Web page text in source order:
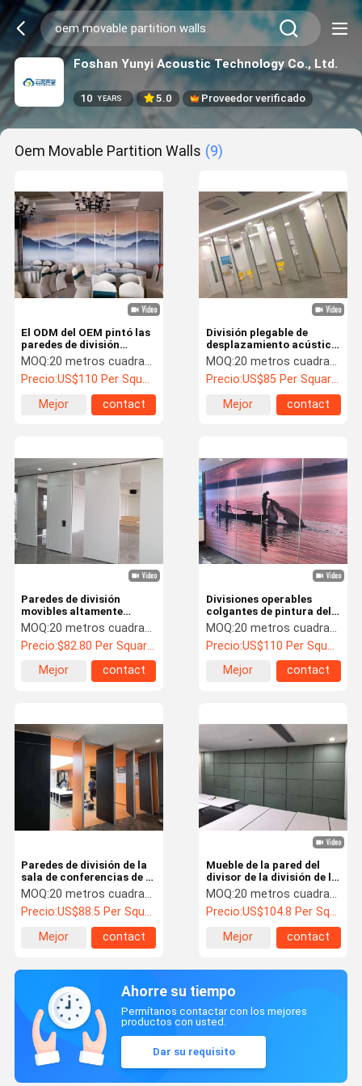
Foshan Yunyi Acoustic Technology Co., Ltd.
10 YEARS 5.0 Proveedor verificado
Oem Movable Partition Walls (9)
El ODM del OEM pintó las
paredes de división
movibles
MOQ:20 metros cuadrados
Precio:US$110 Per Square Meter
Mejor
contact
División plegable de
desplazamiento acústica
movible de las paredes de
división del marco de
aluminio del OEM
MOQ:20 metros cuadrados
Precio:US$85 Per Square Meter
Mejor
contact
Paredes de división
movibles altamente
flexibles del ODM del OEM
que deslizan los tabiques
insonoros
MOQ:20 metros cuadrados
Precio:$82.80 Per Square Meter
Mejor
contact
Divisiones operables
colgantes de pintura del
panel de las paredes de
división del OEM
MOQ:20 metros cuadrados
Precio:US$110 Per Square Meter
Mejor
contact
Paredes de división de la
sala de conferencias de la
ejecución del OEM con
hasta 4 metros de altura
MOQ:20 metros cuadrados
Precio:US$88.5 Per Square Meter
Mejor
contact
Mueble de la pared del
divisor de la división de la
ejecución del ODM del
OEM de reducción de
ruido
MOQ:20 metros cuadrados
Precio:US$104.8 Per Square Meter
Mejor
contact
Ahorre su tiempo
Permítanos contactar con los mejores
productos con usted.
Dar su requisito